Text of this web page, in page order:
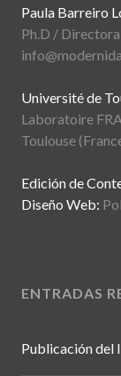
Paula Barreiro
Ph.D /
Université de
Laboratoire
Toulouse
Edición de
Diseño Web:
ENTRADAS
Publicación del